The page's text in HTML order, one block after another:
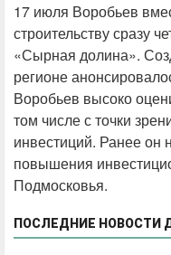
17 июля Воробьев
строительству сразу
«Сырная долина».
регионе
Воробьев высоко
том числе с точки
инвестиций. Ранее он
повышения
Подмосковья.
ПОСЛЕДНИЕ НОВОСТИ